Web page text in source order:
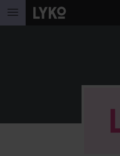
HOPPA TILL INNEHÅLLET